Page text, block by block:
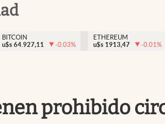
BITCOIN
u$s 64.927,11 -0.03%
ETHEREUM
u$s 1913,47 -0.01%
prohibido